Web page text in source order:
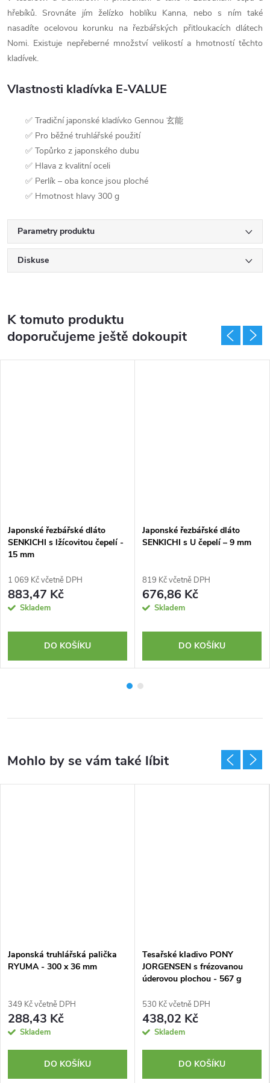
hřebíků. Srovnáte jím želízko hoblíku Kanna, nebo s ním také
nasadíte ocelovou korunku na řezbářských přitloukacích dlátech
Nomi. Existuje nepřeberné množství velikostí a hmotností těchto
kladívek.
Vlastnosti kladívka E-VALUE
✅ Tradiční japonské kladívko Gennou 玄能
✅ Pro běžné truhlářské použití
✅ Topůrko z japonského dubu
✅ Hlava z kvalitní oceli
✅ Perlík – oba konce jsou ploché
✅ Hmotnost hlavy 300 g
Parametry produktu
Diskuse
K tomuto produktu
doporučujeme ještě dokoupit
Japonské řezbářské dláto
SENKICHI s lžícovitou čepelí -
15 mm
1 069 Kč včetně DPH
883,47 Kč
Skladem
DO KOŠÍKU
Japonské řezbářské dláto
SENKICHI s U čepelí – 9 mm
819 Kč včetně DPH
676,86 Kč
Skladem
DO KOŠÍKU
Japonská truhlářská palička
RYUMA - 300 x 36 mm
349 Kč včetně DPH
288,43 Kč
Skladem
DO KOŠÍKU
Tesařské kladivo PONY
JORGENSEN s frézovanou
úderovou plochou - 567 g
530 Kč včetně DPH
438,02 Kč
Skladem
DO KOŠÍKU